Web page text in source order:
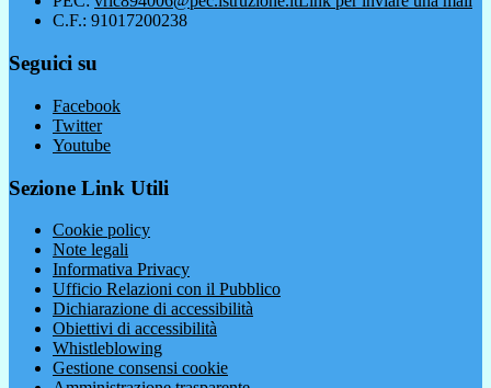
C.F.: 91017200238
Seguici su
Facebook
Twitter
Youtube
Sezione Link Utili
Cookie policy
Note legali
Informativa Privacy
Ufficio Relazioni con il Pubblico
Dichiarazione di accessibilità
Obiettivi di accessibilità
Whistleblowing
Gestione consensi cookie